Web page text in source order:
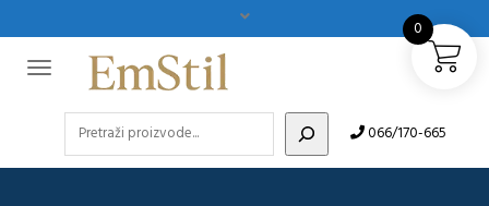
066/170-665
0